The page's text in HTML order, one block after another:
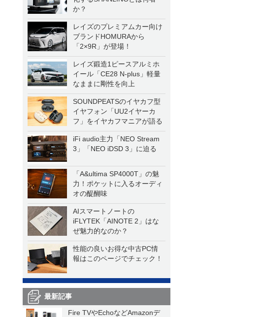
か？
レイズのプレミアムカー向け
ブランドHOMURAから
「2×9R」が登場！
レイズ鍛造1ピースアルミホ
イール「CE28 N-plus」軽量
なままに剛性を向上
SOUNDPEATSのイヤカフ型
イヤフォン「UU2イヤーカ
フ」をイヤカフマニアが語る
iFi audio主力「NEO Stream
3」「NEO iDSD 3」に迫る
「A&ultima SP4000T」の魅
力！ポケットに入るオーディ
オの醍醐味
AIスマートノートの
iFLYTEK「AINOTE 2」はな
ぜ魅力的なのか？
性能の良いお得な中古PC情
報はこのページでチェック！
最新記事
Fire TVやEchoなどAmazonデ